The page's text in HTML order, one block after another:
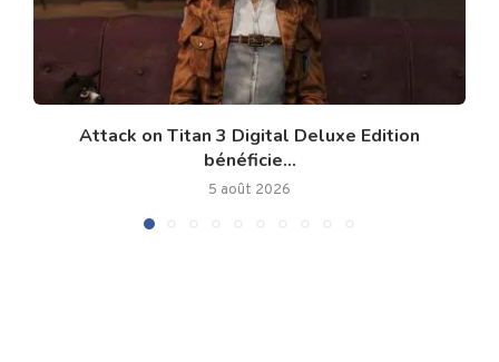
Attack on Titan 3 Digital Deluxe Edition
bénéficie...
5 août 2026